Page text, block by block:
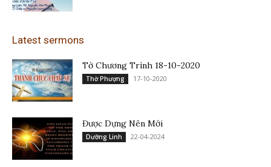
Latest sermons
Tờ Chương Trình 18-10-2020
Thờ Phượng 17-10-2020
Được Dựng Nên Mới
Dưỡng Linh 22-04-2024